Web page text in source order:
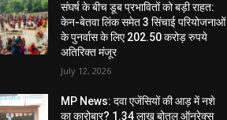
संघर्ष के बीच डूब प्रभावितों को बड़ी राहत:
केन-बेतवा लिंक समेत 3 सिंचाई परियोजनाओं
के पुनर्वास के लिए 202.50 करोड़ रुपये
अतिरिक्त मंजूर
July 12, 2026
MP News: दवा एजेंसियों की आड़ में नशे
का कारोबार? 1.34 लाख बोतल ऑनरेक्स